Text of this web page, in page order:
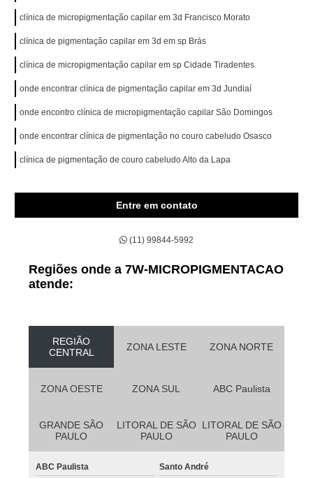
clínica de micropigmentação capilar em 3d Francisco Morato
clínica de pigmentação capilar em 3d em sp Brás
clínica de micropigmentação capilar em sp Cidade Tiradentes
onde encontrar clínica de pigmentação capilar em 3d Jundiaí
onde encontro clínica de micropigmentação capilar São Domingos
onde encontrar clínica de pigmentação no couro cabeludo Osasco
clínica de pigmentação de couro cabeludo Alto da Lapa
Entre em contato
(11) 99844-5992
Regiões onde a 7W-MICROPIGMENTACAO
atende:
REGIÃO
CENTRAL
ZONA LESTE ZONA NORTE
ZONA OESTE ZONA SUL ABC Paulista
GRANDE SÃO
PAULO
LITORAL DE SÃO
PAULO
LITORAL DE SÃO
PAULO
ABC Paulista Santo André